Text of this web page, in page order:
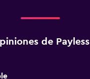
de Payless